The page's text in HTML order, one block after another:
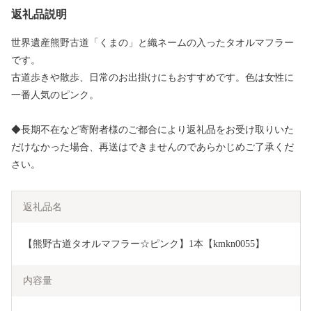
返礼品説明
世界遺産熊野古道「くまの」と織ネームの入ったタオルマフラー
です。
古道歩きや散歩、日常のお出掛けにもおすすめです。色は女性に
一番人気のピンク。
◆長期不在など寄附者様のご都合により返礼品をお受け取りいた
だけなかった場合、再送はできませんのであらかじめご了承くだ
さい。
返礼品名
【熊野古道タオルマフラー☆ピンク】1本【kmkn0055】
内容量